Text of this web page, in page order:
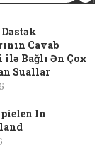
Cavab
ilə Bağlı Ən Çox
Suallar
In